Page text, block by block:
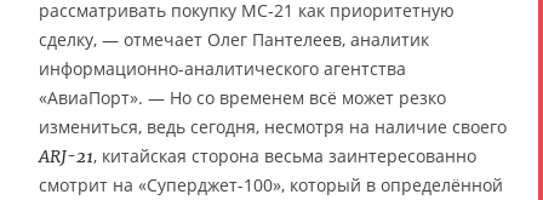
рассматривать покупку МС-21 как приоритетную
сделку, — отмечает Олег Пантелеев, аналитик
информационно-аналитического агентства
«АвиаПорт». — Но со временем всё может резко
измениться, ведь сегодня, несмотря на наличие своего
ARJ-21, китайская сторона весьма заинтересованно
смотрит на «Суперджет-100», который в определённой